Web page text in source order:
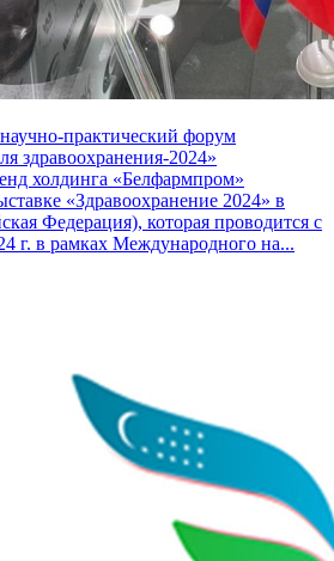
практический форум
здравоохранения-2024»
холдинга «Белфармпром»
«Здравоохранение 2024» в
Федерация), которая проводится с
г. в рамках Международного на...